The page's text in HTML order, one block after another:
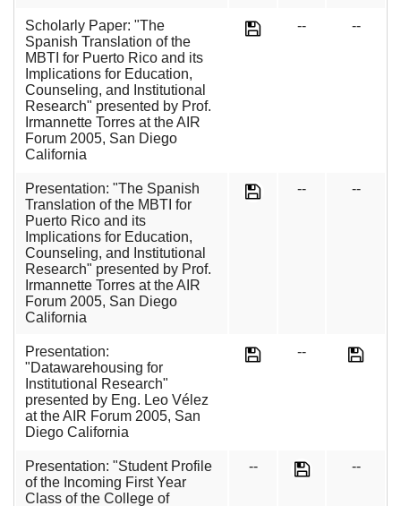
Scholarly Paper: "The
Spanish Translation of the
MBTI for Puerto Rico and its
Implications for Education,
Counseling, and Institutional
Research" presented by Prof.
Irmannette Torres at the AIR
Forum 2005, San Diego
California
-- --
Presentation: "The Spanish
Translation of the MBTI for
Puerto Rico and its
Implications for Education,
Counseling, and Institutional
Research" presented by Prof.
Irmannette Torres at the AIR
Forum 2005, San Diego
California
-- --
Presentation:
"Datawarehousing for
Institutional Research"
presented by Eng. Leo Vélez
at the AIR Forum 2005, San
Diego California
--
Presentation: "Student Profile
of the Incoming First Year
Class of the College of
-- --